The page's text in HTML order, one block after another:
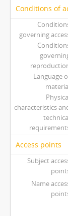
Conditions of
governing
Language
characteristics
Access points
Subject
Name